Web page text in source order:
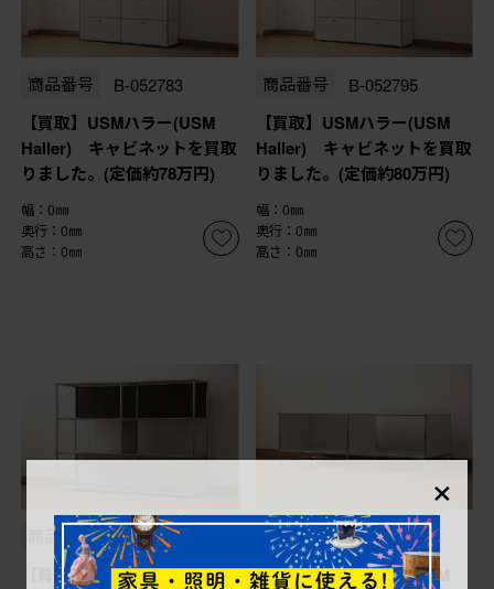
商品番号 B-052783
【買取】USMハラー(USM
Haller) キャビネットを買取
りました。(定価約78万円)
幅：0㎜
奥行：0㎜
高さ：0㎜
商品番号 B-052795
【買取】USMハラー(USM
Haller) キャビネットを買取
りました。(定価約80万円)
幅：0㎜
奥行：0㎜
高さ：0㎜
商品番号 B-063881
【買取】USMハラー(USM
商品番号 B-063882
【買取】USMハラー(USM
×